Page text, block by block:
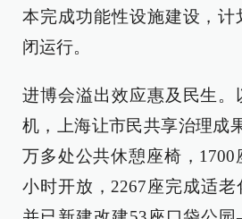
本完成功能性设施建设，计
闭运行。
进博会溢出效应惠及民生。
机，上海让市民共享治理成
万多处公共休憩座椅，
小时开放，2267座完成适老